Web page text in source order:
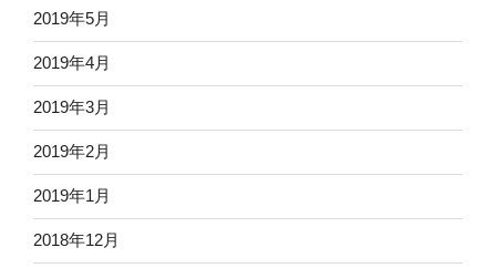
2019年5月
2019年4月
2019年3月
2019年2月
2019年1月
2018年12月